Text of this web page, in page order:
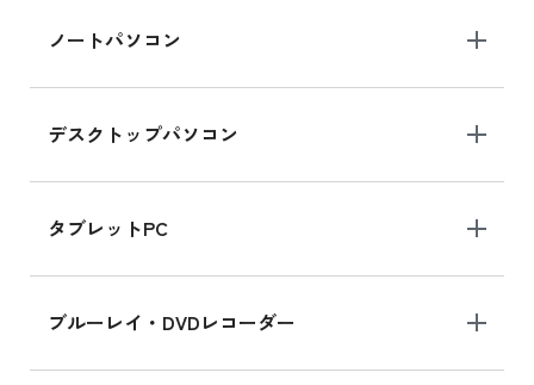
ノートパソコン
デスクトップパソコン
タブレットPC
ブルーレイ・DVDレコーダー
ら
iPad mini シリーズ 2024
iPad mini 8.3インチ の新品買取価格
iPhone 16 シリーズ
iPhone 16 の新品買取価格